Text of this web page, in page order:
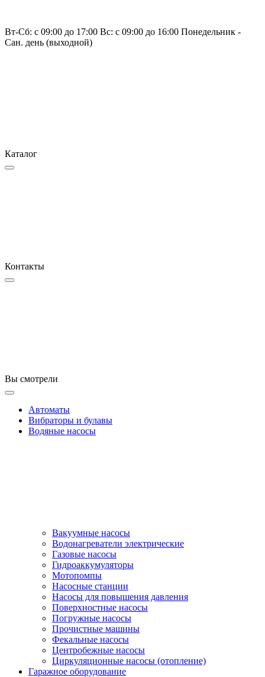
Вт-Сб: с 09:00 до 17:00 Вс: с 09:00 до 16:00 Понедельник -
Сан. день (выходной)
Каталог
Контакты
Вы смотрели
Автоматы
Вибраторы и булавы
Водяные насосы
Вакуумные насосы
Водонагреватели электрические
Газовые насосы
Гидроаккумуляторы
Мотопомпы
Насосные станции
Насосы для повышения давления
Поверхностные насосы
Погружные насосы
Прочистные машины
Фекальные насосы
Центробежные насосы
Циркуляционные насосы (отопление)
Гаражное оборудование